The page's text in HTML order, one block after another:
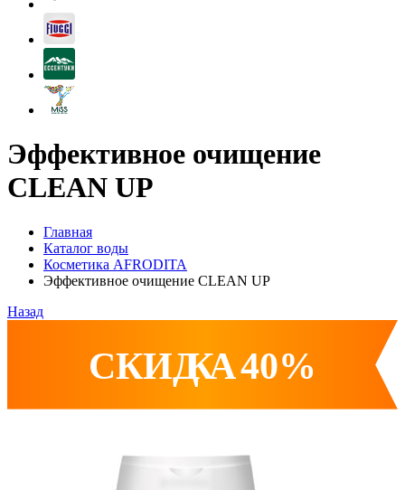
Эффективное очищение
CLEAN UP
Главная
Каталог воды
Косметика AFRODITA
Эффективное очищение CLEAN UP
Назад